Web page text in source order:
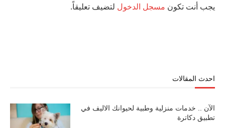
يجب أنت تكون مسجل الدخول لتضيف تعليقاً.
احدث المقالات
الآن .. خدمات منزلية وطبية لحيوانك الاليف في
تطبيق دكاترة